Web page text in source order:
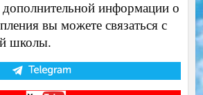
информации о
вы можете связаться с
школы.